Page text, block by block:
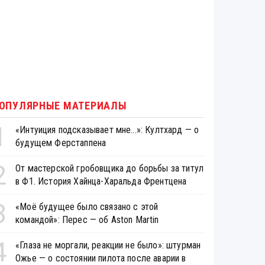
МАТЕРИАЛЫ
«Интуиция подсказывает мне...»: Култхард — о
будущем Ферстаппена
От мастерской гробовщика до борьбы за титул
в Ф1. История Хайнца-Харальда Френтцена
«Моё будущее было связано с этой
командой»: Перес — об Aston Martin
«Глаза не моргали, реакции не было»: штурман
Ожье — о состоянии пилота после аварии в